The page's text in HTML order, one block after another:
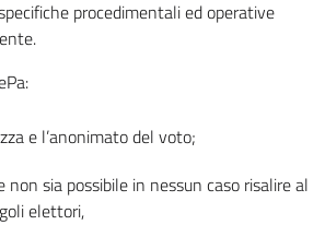
procedimentali ed operative
e l’anonimato del voto;
sia possibile in nessun caso risalire al
elettori,